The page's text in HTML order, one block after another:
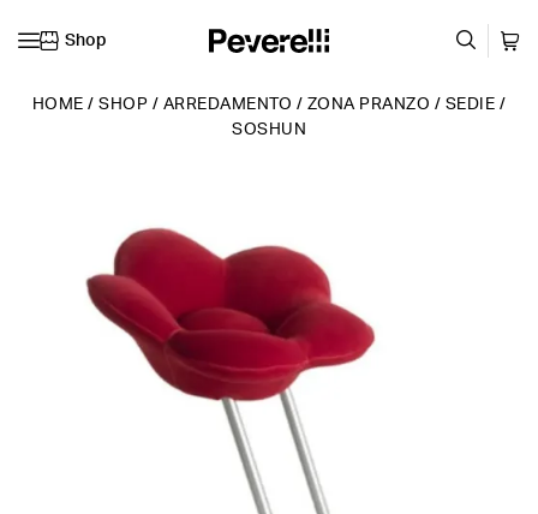
Shop
HOME /SHOP / ARREDAMENTO / ZONA PRANZO / SEDIE /
SOSHUN